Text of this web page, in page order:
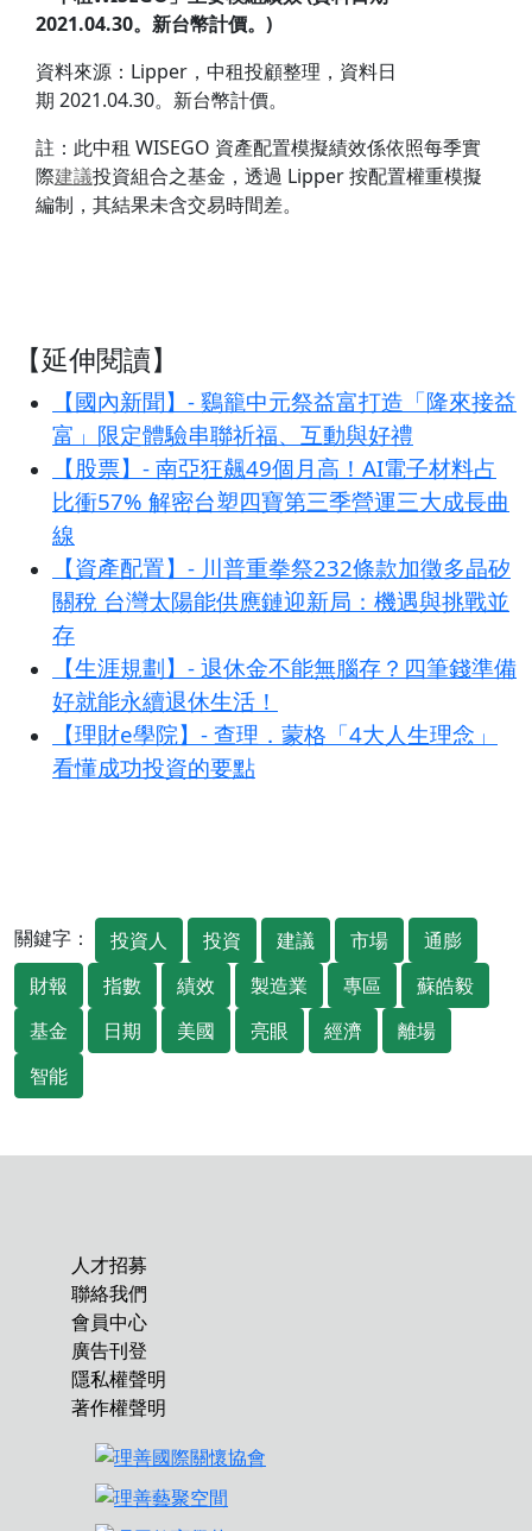
2021.04.30。新台幣計價。)
資料來源：Lipper，中租投顧整理，資料日
期 2021.04.30。新台幣計價。
註：此中租 WISEGO 資產配置模擬績效係依照每季實
際建議投資組合之基金，透過 Lipper 按配置權重模擬
編制，其結果未含交易時間差。
【延伸閱讀】
【國內新聞】- 鷄籠中元祭益富打造「隆來接益
富」限定體驗串聯祈福、互動與好禮
【股票】- 南亞狂飆49個月高！AI電子材料占
比衝57% 解密台塑四寶第三季營運三大成長曲
線
【資產配置】- 川普重拳祭232條款加徵多晶矽
關稅 台灣太陽能供應鏈迎新局：機遇與挑戰並
存
【生涯規劃】- 退休金不能無腦存？四筆錢準備
好就能永續退休生活！
【理財e學院】- 查理．蒙格「4大人生理念」
看懂成功投資的要點
關鍵字： 投資人 投資 建議 市場
通膨
財報
指數 績效 製造業 專區
蘇皓毅
基金
日期 美國 亮眼 經濟
離場
智能
人才招募
聯絡我們
會員中心
廣告刊登
隱私權聲明
著作權聲明